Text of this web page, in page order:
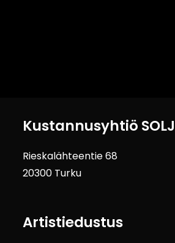
Kustannusyhtiö
Rieskalähteentie 68
20300 Turku
Artistiedustus